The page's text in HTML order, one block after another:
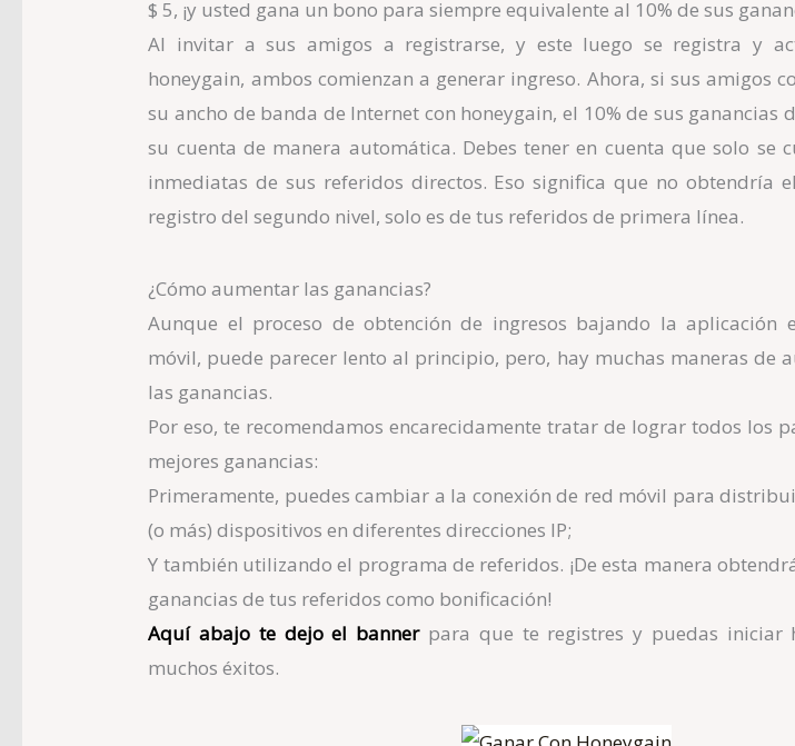
$ 5, ¡y usted gana un bono para siempre equivalente al 10% de sus
Al invitar a sus amigos a registrarse, y este luego se registra y
honeygain, ambos comienzan a generar ingreso. Ahora, si sus amigos
su ancho de banda de Internet con honeygain, el 10% de sus ganancias
su cuenta de manera automática. Debes tener en cuenta que solo se
inmediatas de sus referidos directos. Eso significa que no obtendría
registro del segundo nivel, solo es de tus referidos de primera línea.
¿Cómo aumentar las ganancias?
Aunque el proceso de obtención de ingresos bajando la aplicación
móvil, puede parecer lento al principio, pero, hay muchas maneras de
las ganancias.
Por eso, te recomendamos encarecidamente tratar de lograr todos los
mejores ganancias:
Primeramente, puedes cambiar a la conexión de red móvil para
(o más) dispositivos en diferentes direcciones IP;
Y también utilizando el programa de referidos. ¡De esta manera
ganancias de tus referidos como bonificación!
Aquí abajo te dejo el bannerpara que te registres y puedas iniciar
muchos éxitos.